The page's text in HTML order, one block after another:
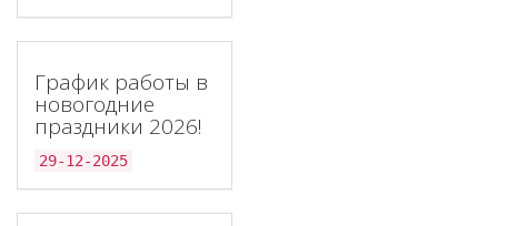
График работы в
новогодние
праздники 2026!
29-12-2025